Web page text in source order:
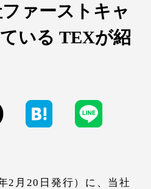
ァーストキャ
いる TEXが紹
2月20日発行）に、当社